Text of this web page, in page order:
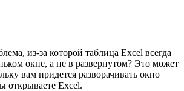
из-за которой таблица Excel всегда
окне, а не в развернутом? Это может
вам придется разворачивать окно
открываете Excel.